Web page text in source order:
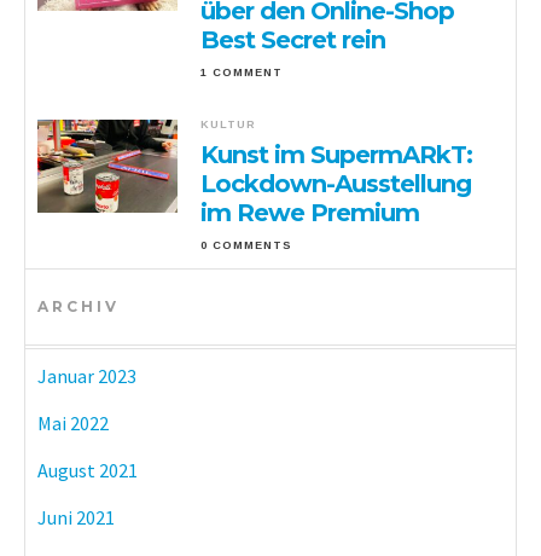
über den Online-Shop
Best Secret rein
1 COMMENT
KULTUR
Kunst im SupermARkT:
Lockdown-Ausstellung
im Rewe Premium
0 COMMENTS
ARCHIV
Januar 2023
Mai 2022
August 2021
Juni 2021